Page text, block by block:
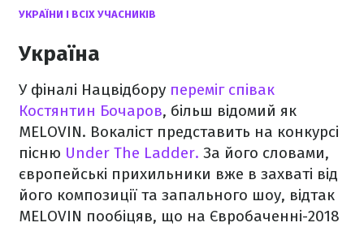
УКРАЇНИ І ВСІХ УЧАСНИКІВ
Україна
У фіналі Нацвідбору переміг співак
Костянтин Бочаров, більш відомий як
MELOVIN. Вокаліст представить на конкурсі
пісню Under The Ladder. За його словами,
європейські прихильники вже в захваті від
його композиції та запального шоу, відтак
MELOVIN пообіцяв, що на Євробаченні-2018